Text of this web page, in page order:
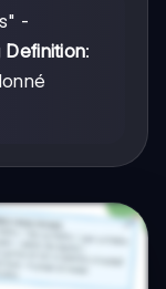
-
Definition: